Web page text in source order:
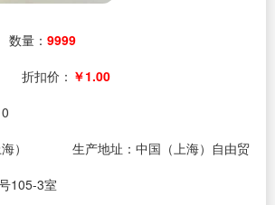
数量： 9999
折扣价： ￥1.00
）
生产地址：中国（上海）自由贸
105-3室